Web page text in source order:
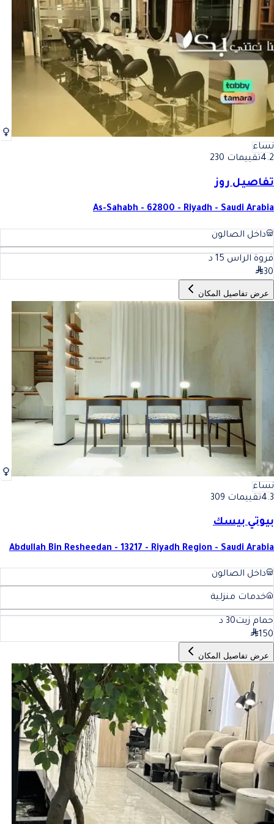
أفضل حمام زيت في الرياض
أفضل حمام زيت في الرياض
نساء
4.2تقييمات 230
تفاصيل روز
As-Sahabh - 62800 - Riyadh - Saudi Arabia
داخل الصالون
فروة الراس 15 د
30
عرض تفاصيل المكان
نساء
4.3تقييمات 309
بيوتي بيسك
Abdullah Bin Resheedan - 13217 - Riyadh Region - Saudi Arabia
داخل الصالون
خدمات منزلية
حمام زيت30 د
150
عرض تفاصيل المكان